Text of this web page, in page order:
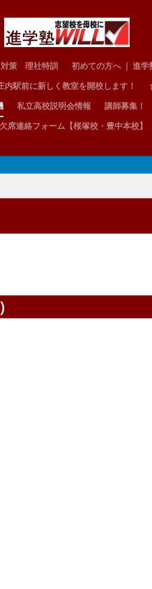
策 理社特訓 初めての方へ ｜ 進
内駅前に新しく教室を開校します！
私立高校説明会情報 講師募集！
席連絡フォーム【桜塚校・豊中本校】